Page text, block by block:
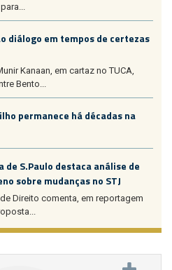
diálogo em tempos de certezas
Kanaan, em cartaz no TUCA,
Bento...
permanece há décadas na
de S.Paulo destaca análise de
sobre mudanças no STJ
Direito comenta, em reportagem